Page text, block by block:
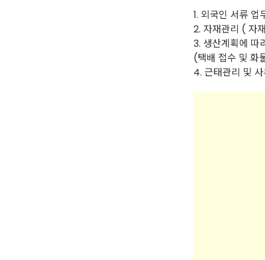
1. 외국인 서류 업
2. 자재관리 ( 자
3. 생산계획에 따
(택배 접수 및 화
4. 근태관리 및